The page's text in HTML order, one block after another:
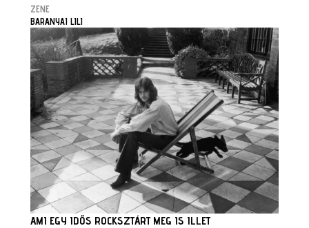
ZENE
BARANYAI LILI
AMI EGY IDŐS ROCKSZTÁRT MEG IS ILLET